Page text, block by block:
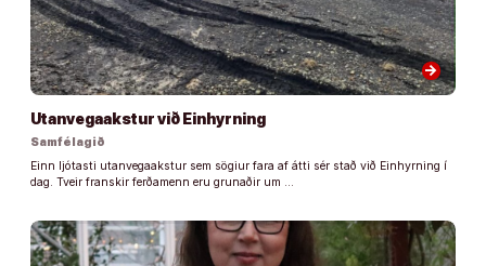
arrow_forward
Utanvegaakstur við Einhyrning
Samfélagið
Einn ljótasti utanvegaakstur sem sögiur fara af átti sér stað við Einhyrning í
dag. Tveir franskir ferðamenn eru grunaðir um …